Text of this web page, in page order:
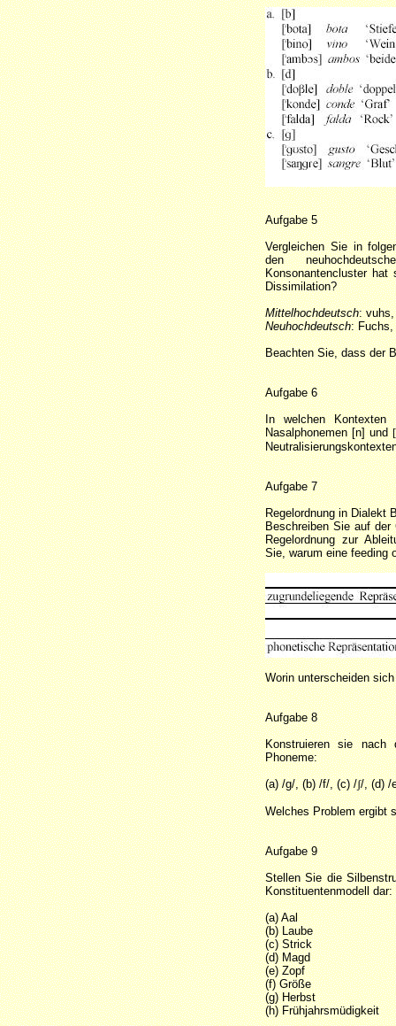
Aufgabe 5
Vergleichen Sie in
den
Konsonantencluster hat
Dissimilation?
Mittelhochdeutsch:
Neuhochdeutsch: Fuchs,
Beachten Sie, dass der
Aufgabe 6
In welchen
Nasalphonemen [n] und
Aufgabe 7
Regelordnung in Dialekt
Beschreiben Sie auf der
Regelordnung zur
Sie, warum eine feeding
Worin unterscheiden
Aufgabe 8
Konstruieren sie nach
Phoneme:
(a) /g/, (b) /f/, (c) /ʃ/, (d) /
Welches Problem ergibt
Aufgabe 9
Stellen Sie die
Konstituentenmodell dar:
(a) Aal
(b) Laube
(c) Strick
(d) Magd
(e) Zopf
(f) Größe
(g) Herbst
(h) Frühjahrsmüdigkeit